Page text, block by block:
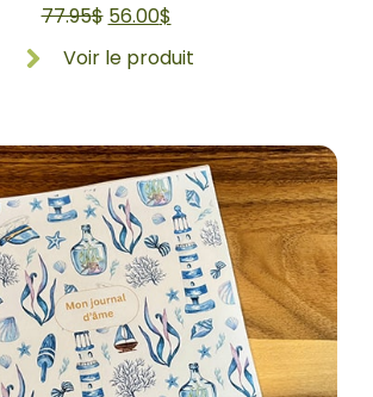
77.95$ 56.00$
Voir le produit